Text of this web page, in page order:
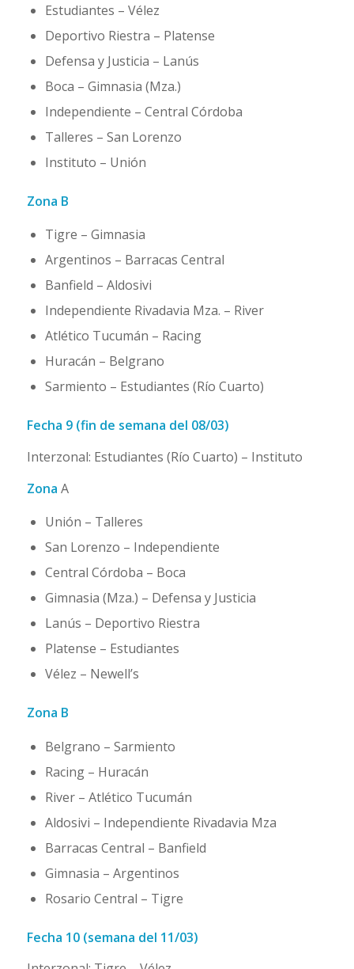
Estudiantes – Vélez
Deportivo Riestra – Platense
Defensa y Justicia – Lanús
Boca – Gimnasia (Mza.)
Independiente – Central Córdoba
Talleres – San Lorenzo
Instituto – Unión
Zona B
Tigre – Gimnasia
Argentinos – Barracas Central
Banfield – Aldosivi
Independiente Rivadavia Mza. – River
Atlético Tucumán – Racing
Huracán – Belgrano
Sarmiento – Estudiantes (Río Cuarto)
Fecha 9 (fin de semana del 08/03)
Interzonal: Estudiantes (Río Cuarto) – Instituto
Zona A
Unión – Talleres
San Lorenzo – Independiente
Central Córdoba – Boca
Gimnasia (Mza.) – Defensa y Justicia
Lanús – Deportivo Riestra
Platense – Estudiantes
Vélez – Newell’s
Zona B
Belgrano – Sarmiento
Racing – Huracán
River – Atlético Tucumán
Aldosivi – Independiente Rivadavia Mza
Barracas Central – Banfield
Gimnasia – Argentinos
Rosario Central – Tigre
Fecha 10 (semana del 11/03)